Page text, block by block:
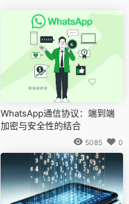
WhatsApp通信协议：端到端
加密与安全性的结合
5085 0